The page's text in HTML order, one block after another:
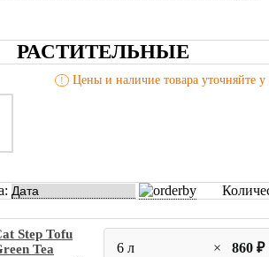
РАСТИТЕЛЬНЫЕ
! Цены и наличие товара уточняйте у
Step Tofu
Tea
6 л × 860 ₽